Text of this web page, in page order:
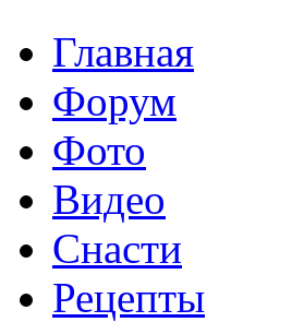
Главная
Форум
Фото
Видео
Снасти
Рецепты